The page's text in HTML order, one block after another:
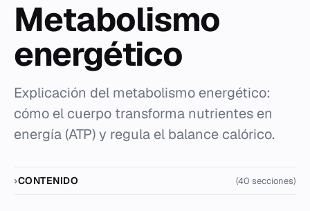
Metabolismo
energético
Explicación del metabolismo energético:
cómo el cuerpo transforma nutrientes en
energía (ATP) y regula el balance calórico.
CONTENIDO (40 secciones)